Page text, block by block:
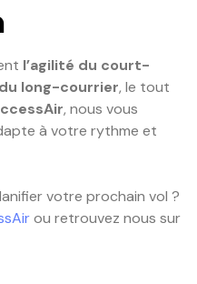
l’agilité du court-
long-courrier, le tout
, nous vous
à votre rythme et
votre prochain vol ?
ou retrouvez nous sur